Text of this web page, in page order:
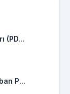
(PD...
P...